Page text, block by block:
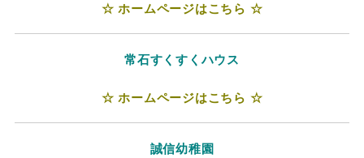
☆ ホームページはこちら ☆
常石すくすくハウス
☆ ホームページはこちら ☆
誠信幼稚園